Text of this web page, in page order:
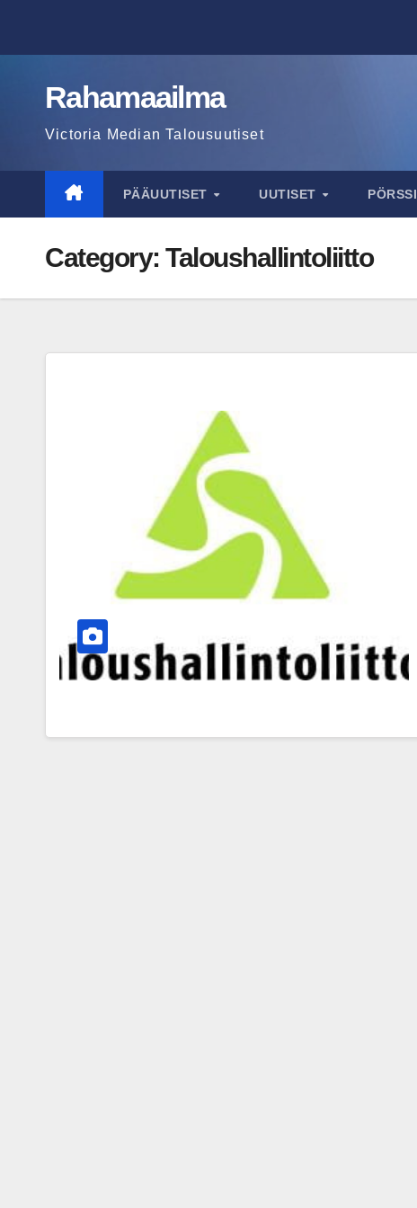
Rahamaailma
Victoria Median Talousuutiset
PÄÄUUTISET UUTISET PÖRSSI
Category: Taloushallintoliitto